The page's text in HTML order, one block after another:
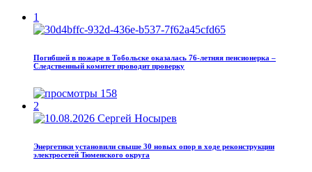
1
Погибшей в пожаре в Тобольске оказалась 76‑летняя пенсионерка –
Следственный комитет проводит проверку
158
2
Энергетики установили свыше 30 новых опор в ходе реконструкции
электросетей Тюменского округа